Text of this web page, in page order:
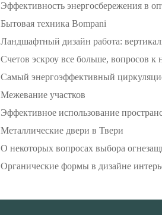
Эффективность энергосбережения в
Бытовая техника Bompani
Ландшафтный дизайн работа:
Счетов эскроу все больше, вопросов к
Самый энергоэффективный
Межевание участков
Эффективное использование
Металлические двери в Твери
О некоторых вопросах выбора
Органические формы в дизайне